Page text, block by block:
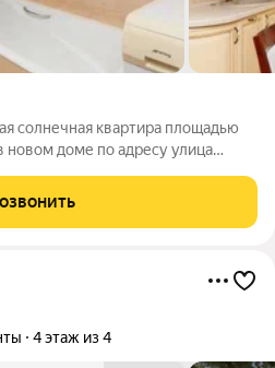
солнечная квартира площадью
новом доме по адресу улица
а высокие потолки создают
4 этаж из 4